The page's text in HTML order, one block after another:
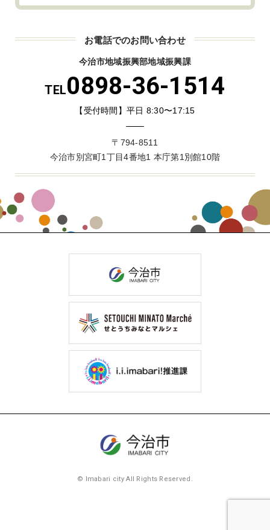
お電話でのお問い合わせ
今治市地域振興部地域振興課
TEL0898-36-1514
【受付時間】平日 8:30〜17:15
〒794-8511
今治市別宮町1丁目4番地1 本庁第1別館10階
© Imabari city All Rights Reserved.